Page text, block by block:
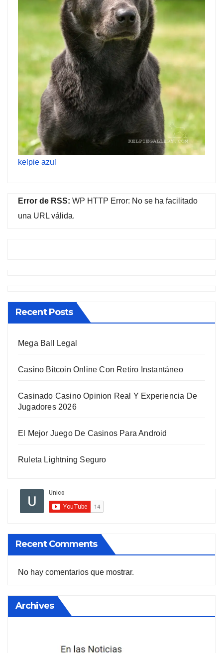
kelpie azul
Error de RSS: WP HTTP Error: No se ha facilitado
una URL válida.
Recent Posts
Mega Ball Legal
Casino Bitcoin Online Con Retiro Instantáneo
Casinado Casino Opinion Real Y Experiencia De
Jugadores 2026
El Mejor Juego De Casinos Para Android
Ruleta Lightning Seguro
Recent Comments
No hay comentarios que mostrar.
Archives